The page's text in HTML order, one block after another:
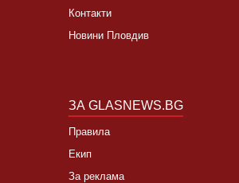
Контакти
Новини Пловдив
ЗА GLASNEWS.BG
Правила
Екип
За реклама